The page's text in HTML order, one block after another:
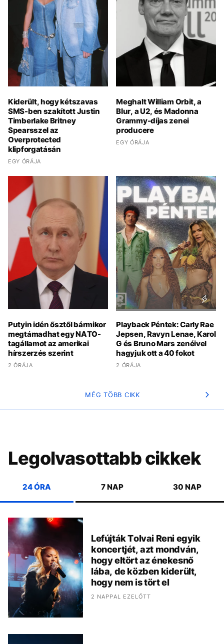
Kiderült, hogy kétszavas
SMS-ben szakított Justin
Timberlake Britney
Spearsszel az
Overprotected
klipforgatásán
EGY ÓRÁJA
Meghalt William Orbit, a
Blur, a U2, és Madonna
Grammy-díjas zenei
producere
EGY ÓRÁJA
Putyin idén ősztől bármikor
megtámadhat egy NATO-
tagállamot az amerikai
hírszerzés szerint
2 ÓRÁJA
Playback Péntek: Carly Rae
Jepsen, Ravyn Lenae, Karol
G és Bruno Mars zenéivel
hagyjuk ott a 40 fokot
2 ÓRÁJA
MÉG TÖBB CIKK
Legolvasottabb cikkek
24 ÓRA 7 NAP 30 NAP
Lefújták Tolvai Reni egyik
koncertjét, azt mondván,
hogy eltört az énekesnő
lába, de közben kiderült,
hogy nem is tört el
2 NAPPAL EZELŐTT